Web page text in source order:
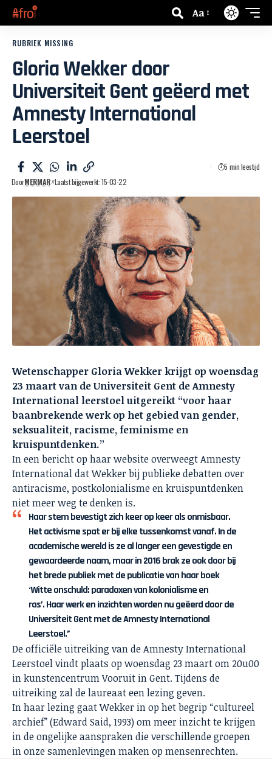
Aa
RUBRIEK MISSING
Gloria Wekker door
Universiteit Gent geëerd met
Amnesty International
Leerstoel
DoorMERMAR Laatst bijgewerkt: 15-03-22
5 min leestijd
Wetenschapper Gloria Wekker krijgt op woensdag
23 maart van de Universiteit Gent de Amnesty
International leerstoel uitgereikt “voor haar
baanbrekende werk op het gebied van gender,
seksualiteit, racisme, feminisme en
kruispuntdenken.”
In een bericht op haar website overweegt Amnesty
International dat Wekker bij publieke debatten over
antiracisme, postkolonialisme en kruispuntdenken
niet meer weg te denken is.
Haar stem bevestigt zich keer op keer als onmisbaar.
Het activisme spat er bij elke tussenkomst vanaf. In de
academische wereld is ze al langer een gevestigde en
gewaardeerde naam, maar in 2016 brak ze ook door bij
het brede publiek met de publicatie van haar boek
‘Witte onschuld: paradoxen van kolonialisme en
ras’.Haar werk en inzichten worden nu geëerd door de
Universiteit Gent met de Amnesty International
Leerstoel.”
De officiële uitreiking van de Amnesty International
Leerstoel vindt plaats op woensdag 23 maart om 20u00
in kunstencentrum Vooruit in Gent. Tijdens de
uitreiking zal de laureaat een lezing geven.
In haar lezing gaat Wekker in op het begrip “cultureel
archief” (Edward Said, 1993) om meer inzicht te krijgen
in de ongelijke aanspraken die verschillende groepen
in onze samenlevingen maken op mensenrechten.